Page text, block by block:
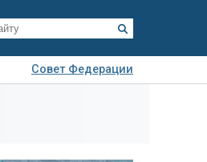
Совет Федерации